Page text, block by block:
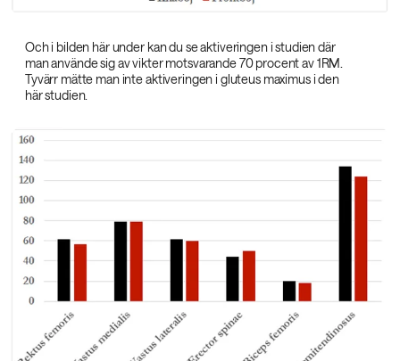
Och i bilden här under kan du se aktiveringen i studien där
man använde sig av vikter motsvarande 70 procent av 1RM.
Tyvärr mätte man inte aktiveringen i gluteus maximus i den
här studien.